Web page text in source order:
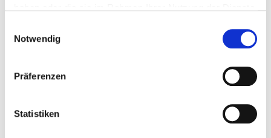
Notwendig
Präferenzen
Statistiken
Lieblingslehrstuhl als HiWi arbeiten. Schau dich gerne
um – oft gibt es spannende Optionen direkt an deiner
Nebenjobs, die zusätzlich hilfreich
für deinen Einstieg ins Berufsleben sein können.